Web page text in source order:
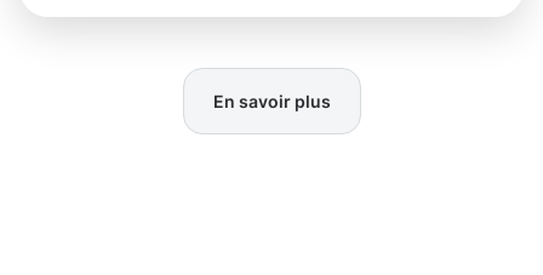
En savoir plus